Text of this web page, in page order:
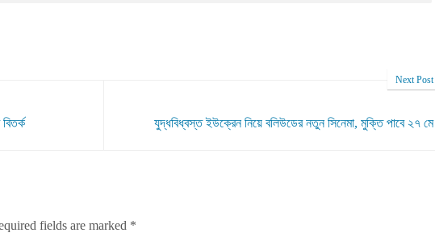
Next Post
যুদ্ধবিধ্বস্ত ইউক্রেন নিয়ে বলিউডের নতুন সিনেমা, মুক্তি পাবে ২৭ মে
fields are marked *